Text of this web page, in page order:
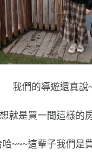
我們的導遊還真說
就是買一間這樣的
哈~~~這輩子我們是